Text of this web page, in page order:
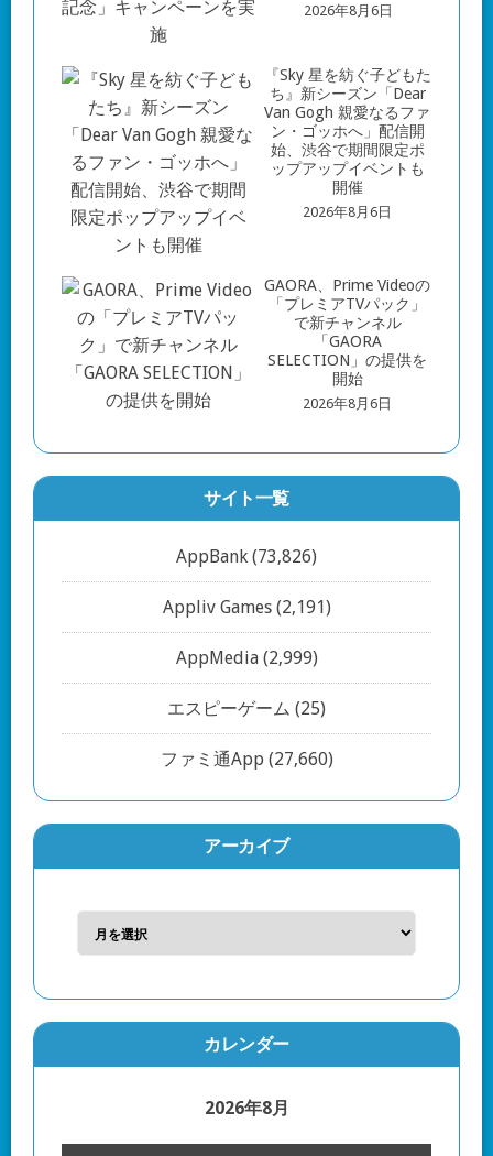
2026年8月6日
『Sky 星を紡ぐ子どもた
ち』新シーズン「Dear
Van Gogh 親愛なるファ
ン・ゴッホへ」配信開
始、渋谷で期間限定ポ
ップアップイベントも
開催
2026年8月6日
GAORA、Prime Videoの
「プレミアTVパック」
で新チャンネル
「GAORA
SELECTION」の提供を
開始
2026年8月6日
サイト一覧
AppBank (73,826)
Appliv Games(2,191)
AppMedia(2,999)
エスピーゲーム (25)
ファミ通App(27,660)
アーカイブ
カレンダー
2026年8月